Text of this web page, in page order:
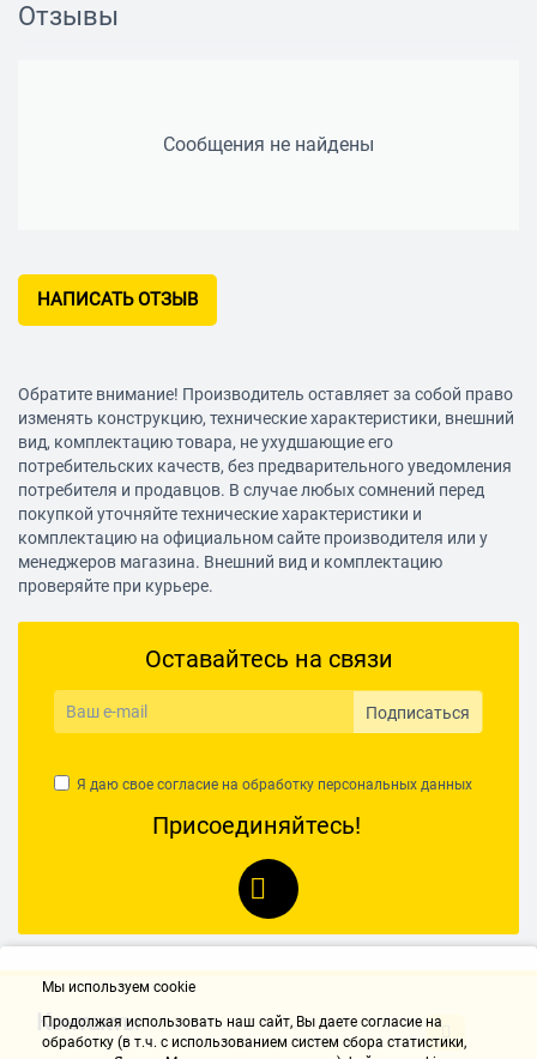
Отзывы
Сообщения не найдены
НАПИСАТЬ ОТЗЫВ
Обратите внимание! Производитель оставляет за собой право
изменять конструкцию, технические характеристики, внешний
вид, комплектацию товара, не ухудшающие его
потребительских качеств, без предварительного уведомления
потребителя и продавцов. В случае любых сомнений перед
покупкой уточняйте технические характеристики и
комплектацию на официальном сайте производителя или у
менеджеров магазина. Внешний вид и комплектацию
проверяйте при курьере.
Оставайтесь на связи
Подписаться
Я даю свое согласие на обработку персональных данных
Присоединяйтесь!
Контакты
Мы используем cookie
Продолжая использовать наш cайт, Вы даете согласие на
обработку (в т.ч. с использованием систем сбора статистики,